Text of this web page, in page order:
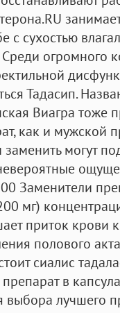
с сухостью
огромного
Тадасип.
Виагра тоже
как и мужской
могут
Заменители
мг)
приток крови
полового
сиалис
в
выбора лучшего